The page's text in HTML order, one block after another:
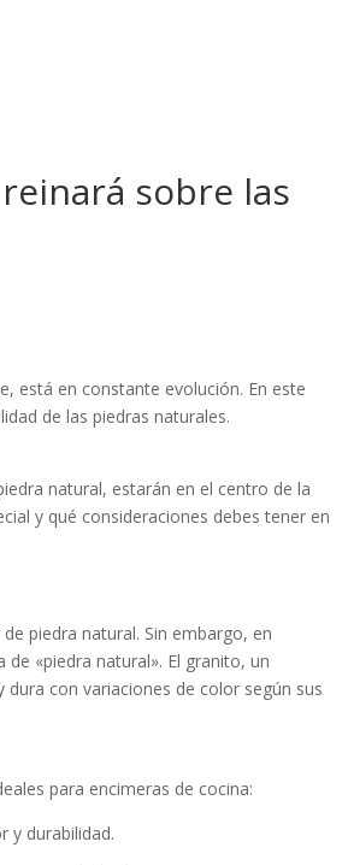
sobre las
está en constante evolución. En este
de las piedras naturales.
natural, estarán en el centro de la
y qué consideraciones debes tener en
piedra natural. Sin embargo, en
«piedra natural». El granito, un
con variaciones de color según sus
para encimeras de cocina:
y durabilidad.